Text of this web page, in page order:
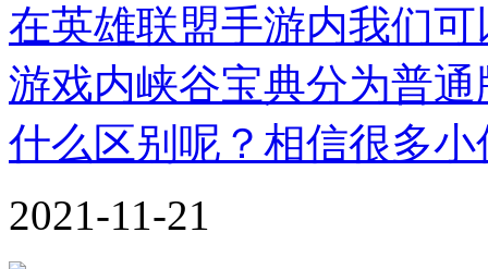
在英雄联盟手游内我们
游戏内峡谷宝典分为普
什么区别呢？相信很多
2021-11-21